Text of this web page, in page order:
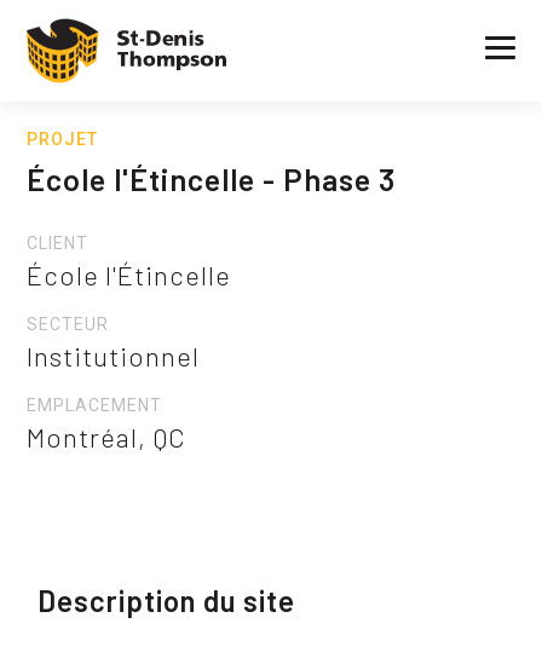
PROJET
École l'Étincelle - Phase 3
CLIENT
École l'Étincelle
SECTEUR
Institutionnel
EMPLACEMENT
Montréal, QC
Description du site